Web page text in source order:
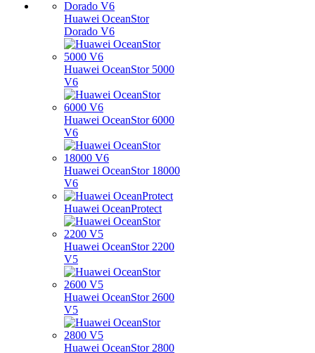
Huawei OceanStor
Dorado V6
Huawei OceanStor 5000
V6
Huawei OceanStor 6000
V6
Huawei OceanStor 18000
V6
Huawei OceanProtect
Huawei OceanStor 2200
V5
Huawei OceanStor 2600
V5
Huawei OceanStor 2800